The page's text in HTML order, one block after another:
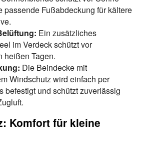
passende Fußabdeckung für kältere
Ein zusätzliches
im Verdeck schützt vor
heißen Tagen.
Die Beindecke mit
Windschutz wird einfach per
befestigt und schützt zuverlässig
Komfort für kleine